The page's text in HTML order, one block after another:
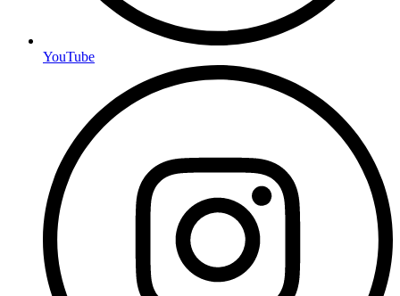
YouTube